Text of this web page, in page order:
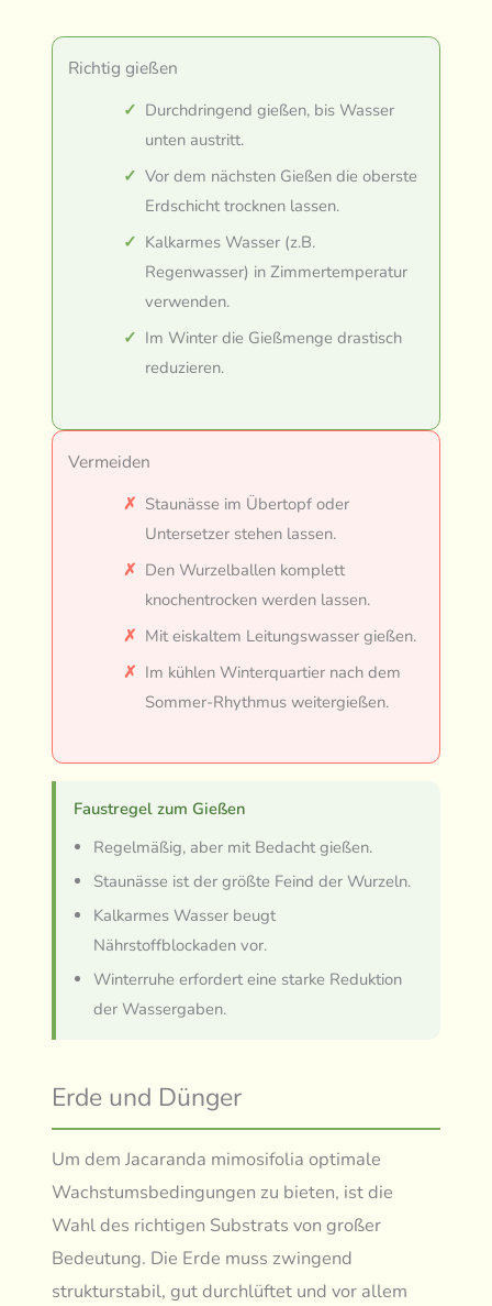
Richtig gießen
Durchdringend gießen, bis Wasser
unten austritt.
Vor dem nächsten Gießen die oberste
Erdschicht trocknen lassen.
Kalkarmes Wasser (z.B.
Regenwasser) in Zimmertemperatur
verwenden.
Im Winter die Gießmenge drastisch
reduzieren.
Vermeiden
Staunässe im Übertopf oder
Untersetzer stehen lassen.
Den Wurzelballen komplett
knochentrocken werden lassen.
Mit eiskaltem Leitungswasser gießen.
Im kühlen Winterquartier nach dem
Sommer-Rhythmus weitergießen.
Faustregel zum Gießen
Regelmäßig, aber mit Bedacht gießen.
Staunässe ist der größte Feind der Wurzeln.
Kalkarmes Wasser beugt
Nährstoffblockaden vor.
Winterruhe erfordert eine starke Reduktion
der Wassergaben.
Erde und Dünger
Um dem Jacaranda mimosifolia optimale
Wachstumsbedingungen zu bieten, ist die
Wahl des richtigen Substrats von großer
Bedeutung. Die Erde muss zwingend
strukturstabil, gut durchlüftet und vor allem